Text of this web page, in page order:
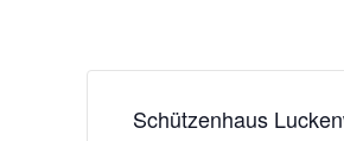
Schützenhaus